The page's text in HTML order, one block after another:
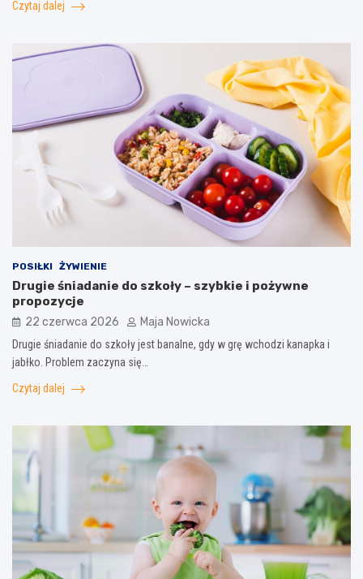
Czytaj dalej
POSIŁKI ŻYWIENIE
Drugie śniadanie do szkoły – szybkie i pożywne
propozycje
22 czerwca 2026 Maja Nowicka
Drugie śniadanie do szkoły jest banalne, gdy w grę wchodzi kanapka i
jabłko. Problem zaczyna się…
Czytaj dalej